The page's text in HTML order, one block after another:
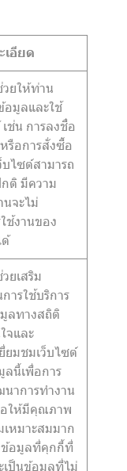
เอียด
ยให้ท่าน
อมูลและใช้
ช่น การลงชื่อ
รือการสั่งซื้อ
ไซต์สามารถ
ติ มีความ
จะไม่
ช้งานของ
ยเสริม
ารใช้บริการ
ลทางสถิติ
จและ
ยมชมเว็บไซต์
นี้เพื่อการ
าการทำงาน
อให้มีคุณภาพ
หมาะสมมาก
อมูลที่คุกกี้ที่
เป็นข้อมูลที่ไม่